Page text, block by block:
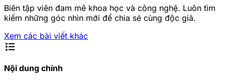
Biên tập viên đam mê khoa học và công nghệ. Luôn tìm
kiếm những góc nhìn mới để chia sẻ cùng độc giả.
Xem các bài viết khác
format_list_bulleted
Nội dung chính